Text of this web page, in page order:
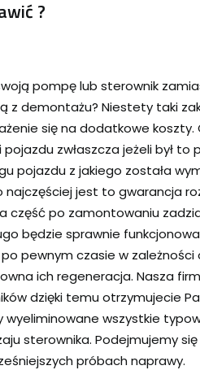
?
pompę lub sterownik
z demontażu? Niestety taki
się na dodatkowe
zwłaszcza jeżeli był to
pojazdu z jakiego została
najczęściej jest to gwarancja
część po zamontowaniu
będzie sprawnie
pewnym czasie w
ich regeneracja. Nasza
dzięki temu otrzymujecie
wyeliminowane wszystkie
sterownika. Podejmujemy
próbach naprawy.